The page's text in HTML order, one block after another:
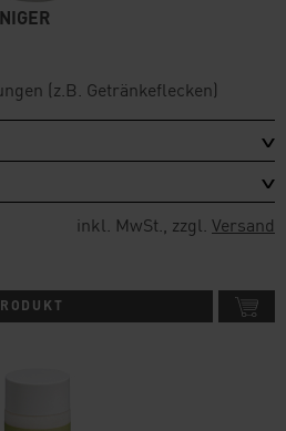
(z.B. Getränkeflecken)
inkl. MwSt., zzgl. Versand